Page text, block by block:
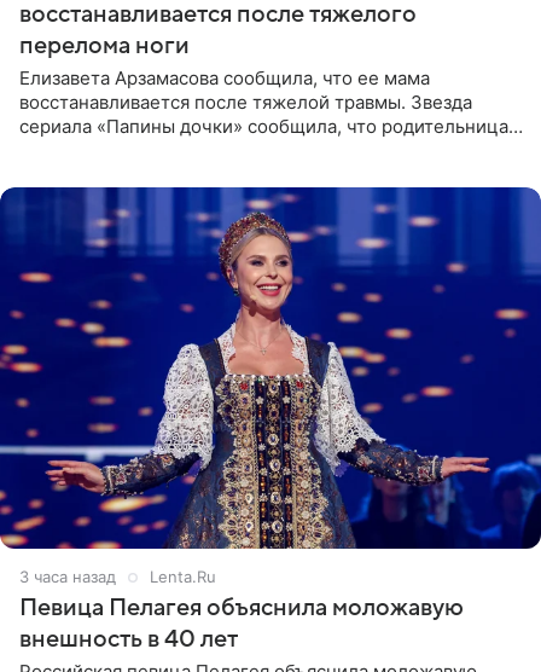
восстанавливается после тяжелого
перелома ноги
Елизавета Арзамасова сообщила, что ее мама
восстанавливается после тяжелой травмы. Звезда
сериала «Папины дочки» сообщила, что родительница
3 часа назад Lenta.Ru
Певица Пелагея объяснила моложавую
внешность в 40 лет